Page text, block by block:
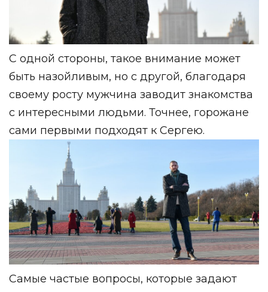
С одной стороны, такое внимание может
быть назойливым, но с другой, благодаря
своему росту мужчина заводит знакомства
с интересными людьми. Точнее, горожане
сами первыми подходят к Сергею.
Самые частые вопросы, которые задают